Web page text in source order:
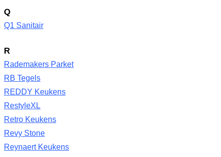
Q
Q1 Sanitair
R
Rademakers Parket
RB Tegels
REDDY Keukens
RestyleXL
Retro Keukens
Revy Stone
Reynaert Keukens